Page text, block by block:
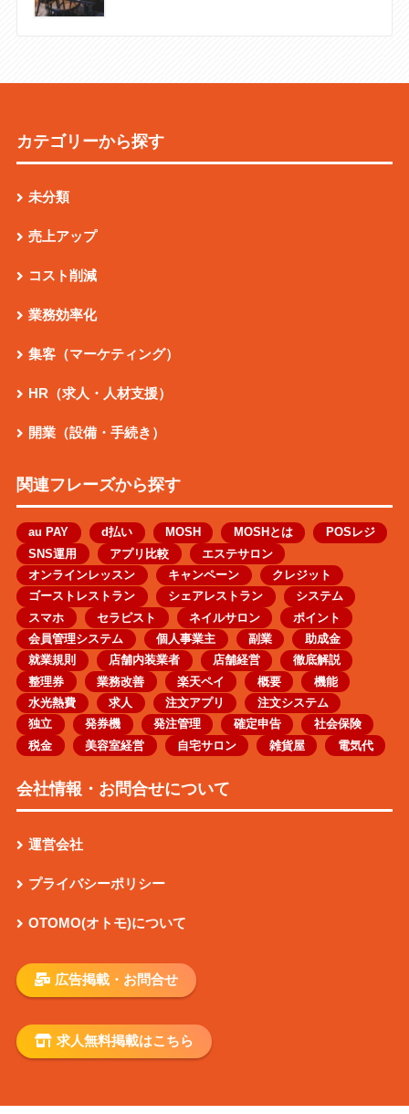
カテゴリーから探す
未分類
売上アップ
コスト削減
業務効率化
集客（マーケティング）
HR（求人・人材支援）
開業（設備・手続き）
関連フレーズから探す
au PAY d払い MOSH MOSHとは
POSレジ
SNS運用
アプリ比較
エステサロン
オンラインレッスン
キャンペーン
クレジット
ゴーストレストラン
シェアレストラン
システム
スマホ
セラピスト ネイルサロン
ポイント
会員管理システム
個人事業主 副業
助成金
就業規則
店舗内装業者 店舗経営
徹底解説
整理券
業務改善 楽天ペイ 概要
機能
水光熱費
求人 注文アプリ
注文システム
独立
発券機 発注管理 確定申告
社会保険
税金
美容室経営 自宅サロン 雑貨屋 電気代
会社情報・お問合せについて
運営会社
プライバシーポリシー
OTOMO(オトモ)について
広告掲載・お問合せ
求人無料掲載はこちら